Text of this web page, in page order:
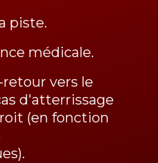
piste.
médicale.
vers le
d'atterrissage
(en fonction